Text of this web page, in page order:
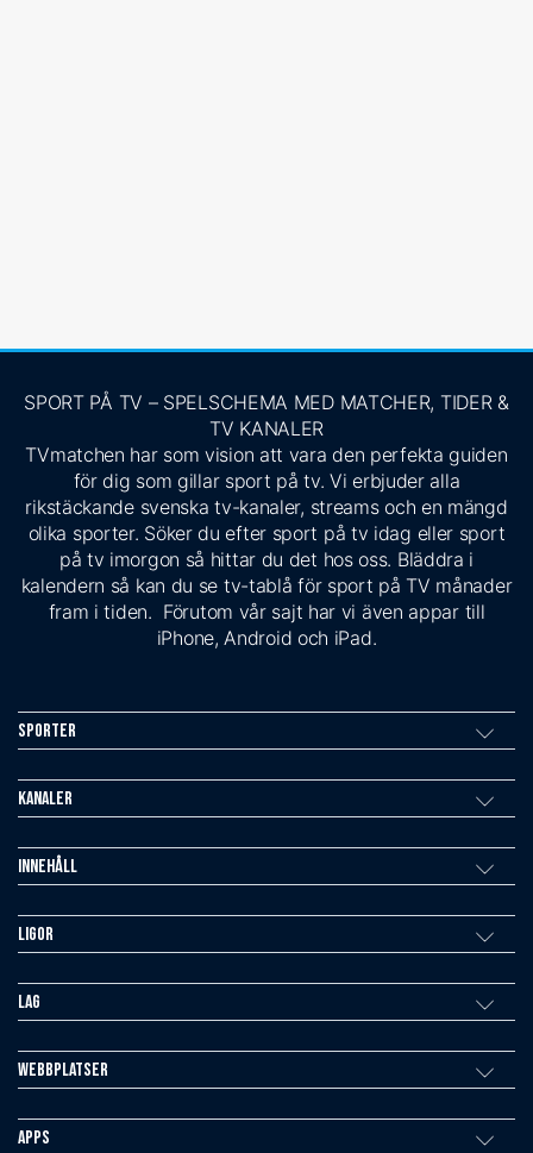
SPORT PÅ TV – SPELSCHEMA MED MATCHER, TIDER &
TV KANALER
TVmatchen har som vision att vara den perfekta guiden
för dig som gillar sport på tv. Vi erbjuder alla
rikstäckande svenska tv-kanaler, streams och en mängd
olika sporter. Söker du efter sport på tv idag eller sport
på tv imorgon så hittar du det hos oss. Bläddra i
kalendern så kan du se tv-tablå för sport på TV månader
fram i tiden. Förutom vår sajt har vi även appar till
iPhone, Android och iPad.
Sporter
Kanaler
Innehåll
Ligor
Lag
Webbplatser
Apps